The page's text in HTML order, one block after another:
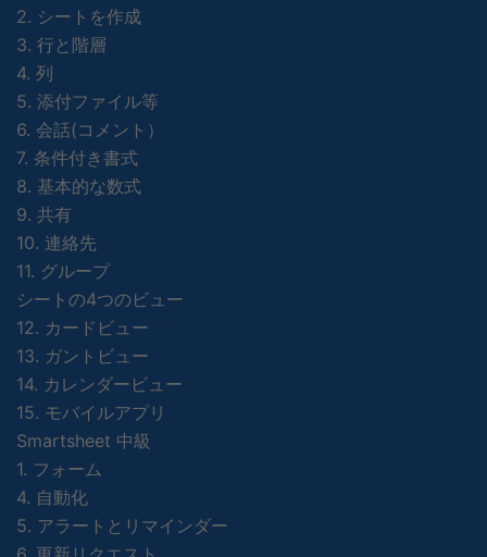
2. シートを作成
3. 行と階層
4. 列
5. 添付ファイル等
6. 会話(コメント）
7. 条件付き書式
8. 基本的な数式
9. 共有
10. 連絡先
11. グループ
シートの4つのビュー
12. カードビュー
13. ガントビュー
14. カレンダービュー
15. モバイルアプリ
Smartsheet 中級
1. フォーム
4. 自動化
5. アラートとリマインダー